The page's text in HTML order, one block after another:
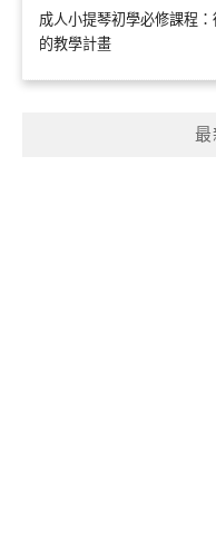
成人小提琴初學必修課程
的教學計畫